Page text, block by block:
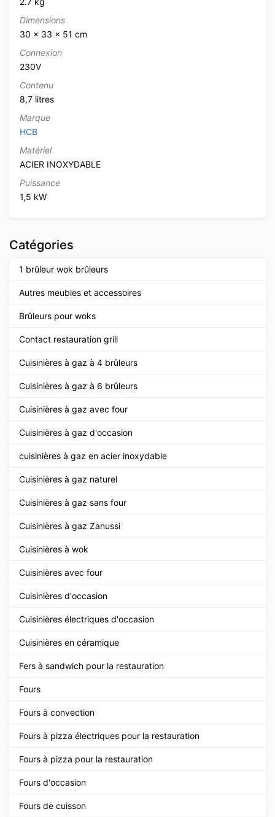
Dimensions
30 × 33 × 51 cm
Connexion
230V
Contenu
8,7 litres
Marque
HCB
Matériel
ACIER INOXYDABLE
Puissance
1,5 kW
Catégories
1 brûleur wok brûleurs
Autres meubles et accessoires
Brûleurs pour woks
Contact restauration grill
Cuisinières à gaz à 4 brûleurs
Cuisinières à gaz à 6 brûleurs
Cuisinières à gaz avec four
Cuisinières à gaz d'occasion
cuisinières à gaz en acier inoxydable
Cuisinières à gaz naturel
Cuisinières à gaz sans four
Cuisinières à gaz Zanussi
Cuisinières à wok
Cuisinières avec four
Cuisinières d'occasion
Cuisinières électriques d'occasion
Cuisinières en céramique
Fers à sandwich pour la restauration
Fours
Fours à convection
Fours à pizza électriques pour la restauration
Fours à pizza pour la restauration
Fours d'occasion
Fours de cuisson